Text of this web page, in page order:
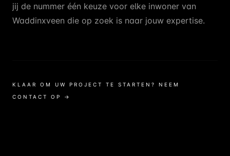
jij de nummer één keuze voor elke inwoner van
Waddinxveen die op zoek is naar jouw expertise.
KLAAR OM UW PROJECT TE STARTEN? NEEM
CONTACT OP →